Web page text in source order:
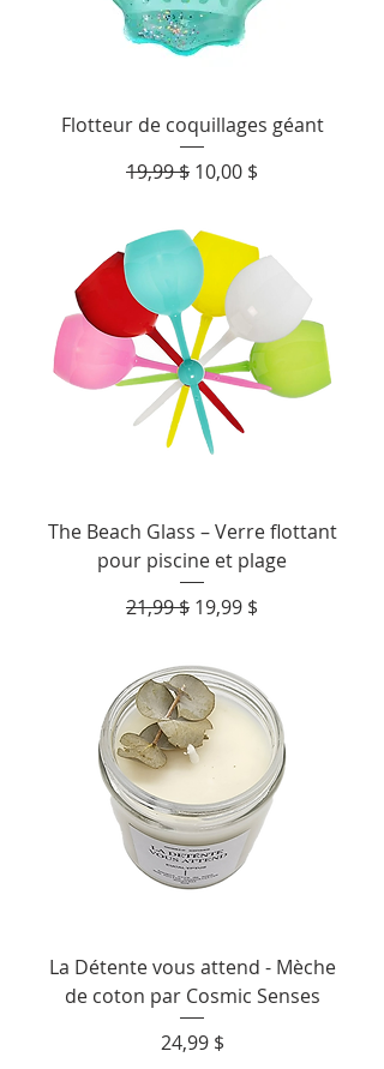
Flotteur de coquillages géant
Prix original
19,99 $ Prix promotionnel
10,00 $
The Beach Glass – Verre flottant
pour piscine et plage
Prix original
21,99 $ Prix promotionnel
19,99 $
La Détente vous attend - Mèche
de coton par Cosmic Senses
Prix
24,99 $